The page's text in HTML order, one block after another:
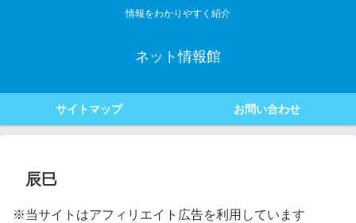
情報をわかりやすく紹介
ネット情報館
サイトマップ お問い合わせ
辰巳
※当サイトはアフィリエイト広告を利用しています